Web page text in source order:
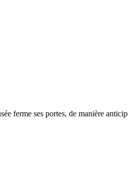
ferme ses portes, de manière